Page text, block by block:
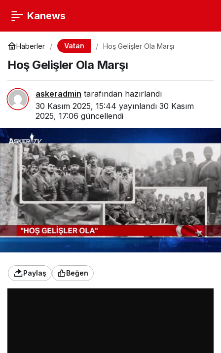
Kanews
Haberler Vatan Hoş Gelişler Ola Marşı
Hoş Gelişler Ola Marşı
askeradmin tarafından hazırlandı
30 Kasım 2025, 15:44 yayınlandı 30 Kasım
2025, 17:06 güncellendi
Paylaş Beğen